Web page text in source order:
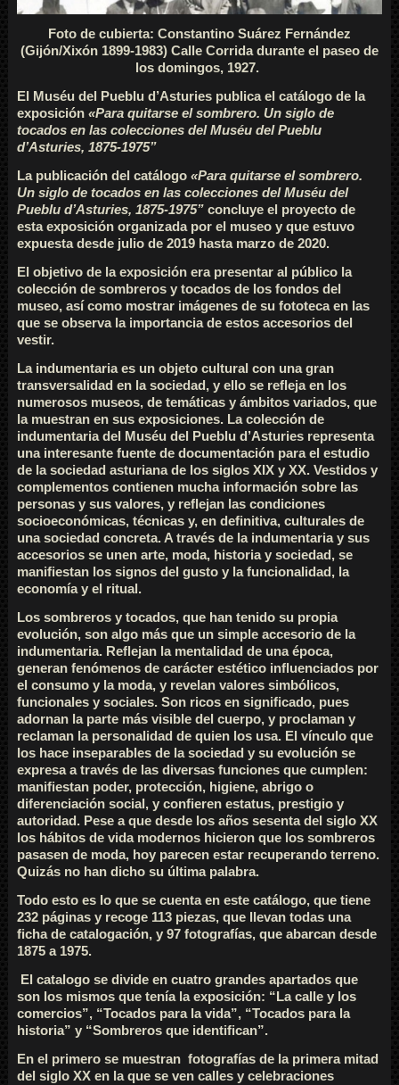
Foto de cubierta: Constantino Suárez Fernández
(Gijón/Xixón 1899-1983) Calle Corrida durante el paseo de
los domingos, 1927.
El Muséu del Pueblu d’Asturies publica el catálogo de la
exposición «Para quitarse el sombrero. Un siglo de
tocados en las colecciones del Muséu del Pueblu
d’Asturies, 1875-1975”
La publicación del catálogo «Para quitarse el sombrero.
Un siglo de tocados en las colecciones del Muséu del
Pueblu d’Asturies, 1875-1975” concluye el proyecto de
esta exposición organizada por el museo y que estuvo
expuesta desde julio de 2019 hasta marzo de 2020.
El objetivo de la exposición era presentar al público la
colección de sombreros y tocados de los fondos del
museo, así como mostrar imágenes de su fototeca en las
que se observa la importancia de estos accesorios del
vestir.
La indumentaria es un objeto cultural con una gran
transversalidad en la sociedad, y ello se refleja en los
numerosos museos, de temáticas y ámbitos variados, que
la muestran en sus exposiciones. La colección de
indumentaria del Muséu del Pueblu d’Asturies representa
una interesante fuente de documentación para el estudio
de la sociedad asturiana de los siglos XIX y XX. Vestidos y
complementos contienen mucha información sobre las
personas y sus valores, y reflejan las condiciones
socioeconómicas, técnicas y, en definitiva, culturales de
una sociedad concreta. A través de la indumentaria y sus
accesorios se unen arte, moda, historia y sociedad, se
manifiestan los signos del gusto y la funcionalidad, la
economía y el ritual.
Los sombreros y tocados, que han tenido su propia
evolución, son algo más que un simple accesorio de la
indumentaria. Reflejan la mentalidad de una época,
generan fenómenos de carácter estético influenciados por
el consumo y la moda, y revelan valores simbólicos,
funcionales y sociales. Son ricos en significado, pues
adornan la parte más visible del cuerpo, y proclaman y
reclaman la personalidad de quien los usa. El vínculo que
los hace inseparables de la sociedad y su evolución se
expresa a través de las diversas funciones que cumplen:
manifiestan poder, protección, higiene, abrigo o
diferenciación social, y confieren estatus, prestigio y
autoridad. Pese a que desde los años sesenta del siglo XX
los hábitos de vida modernos hicieron que los sombreros
pasasen de moda, hoy parecen estar recuperando terreno.
Quizás no han dicho su última palabra.
Todo esto es lo que se cuenta en este catálogo, que tiene
232 páginas y recoge 113 piezas, que llevan todas una
ficha de catalogación, y 97 fotografías, que abarcan desde
1875 a 1975.
El catalogo se divide en cuatro grandes apartados que
son los mismos que tenía la exposición: “La calle y los
comercios”, “Tocados para la vida”, “Tocados para la
historia” y “Sombreros que identifican”.
En el primero se muestran fotografías de la primera mitad
del siglo XX en la que se ven calles y celebraciones